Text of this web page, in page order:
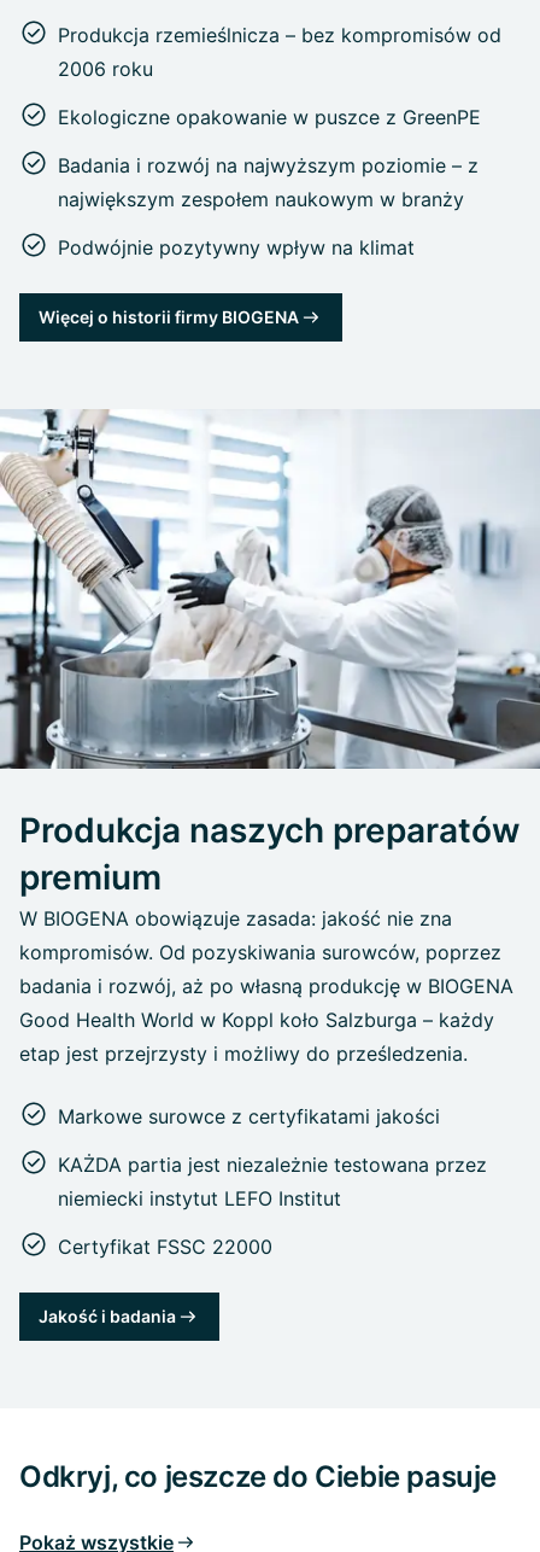
Produkcja rzemieślnicza – bez kompromisów od
2006 roku
Ekologiczne opakowanie w puszce z GreenPE
Badania i rozwój na najwyższym poziomie – z
największym zespołem naukowym w branży
Podwójnie pozytywny wpływ na klimat
Więcej o historii firmy BIOGENA
Produkcja naszych preparatów
premium
W BIOGENA obowiązuje zasada: jakość nie zna
kompromisów. Od pozyskiwania surowców, poprzez
badania i rozwój, aż po własną produkcję w BIOGENA
Good Health World w Koppl koło Salzburga – każdy
etap jest przejrzysty i możliwy do prześledzenia.
Markowe surowce z certyfikatami jakości
KAŻDA partia jest niezależnie testowana przez
niemiecki instytut LEFO Institut
Certyfikat FSSC 22000
Jakość i badania
Odkryj, co jeszcze do Ciebie pasuje
Pokaż wszystkie